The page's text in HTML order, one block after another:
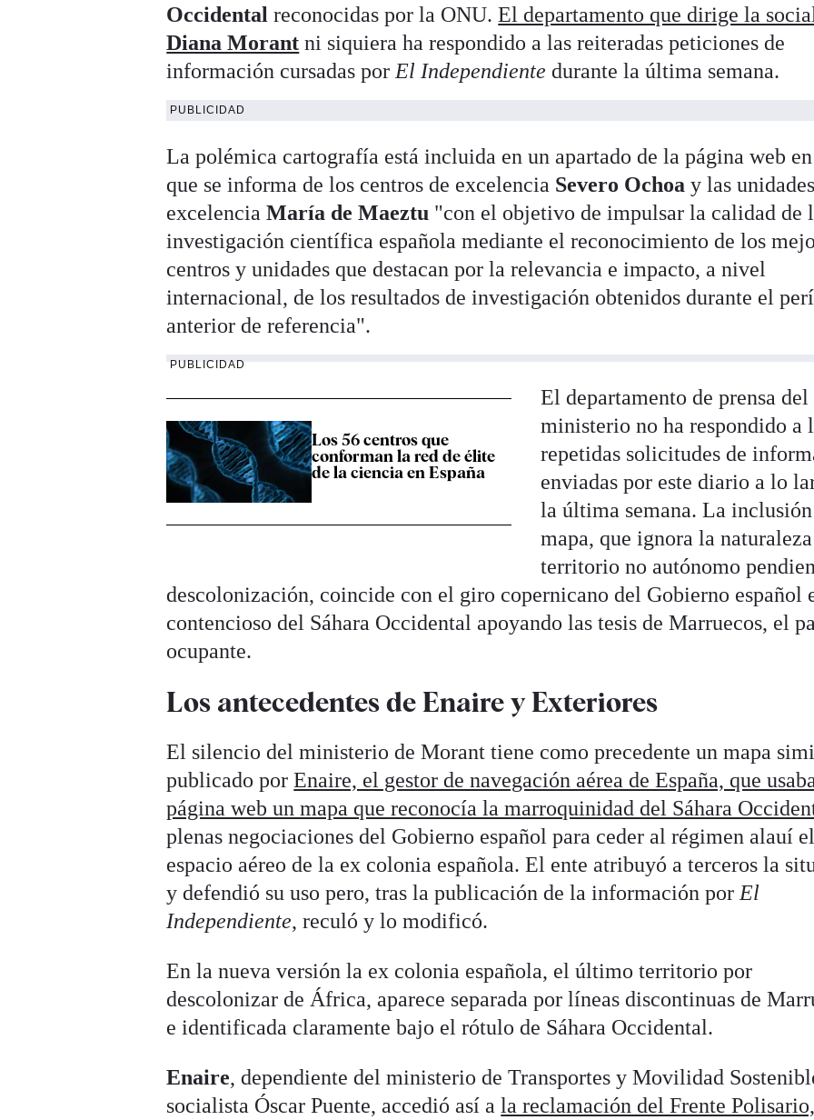
Occidentalreconocidas por la ONU.El departamento que dirige la
Diana Morant ni siquiera ha respondido a las reiteradas peticiones de
información cursadas por El Independiente durante la última semana.
PUBLICIDAD
La polémica cartografía está incluida en un apartado de la página web
que se informa de los centros de excelencia Severo Ochoa y las
excelenciaMaría de Maeztu "con el objetivo de impulsar la calidad de
investigación científica española mediante el reconocimiento de los
centros y unidades que destacan por la relevancia e impacto, a nivel
internacional, de los resultados de investigación obtenidos durante el
anterior de referencia".
PUBLICIDAD
Los 56 centros que
conforman la red de élite
de la ciencia en España
El departamento de prensa del
ministerio no ha respondido a
repetidas solicitudes de
enviadas por este diario a lo
la última semana. La inclusión
mapa, que ignora la
territorio no autónomo
descolonización, coincide con el giro copernicano del Gobierno español
contencioso del Sáhara Occidental apoyando las tesis de Marruecos, el
ocupante.
Los antecedentes de Enaire y Exteriores
El silencio del ministerio de Morant tiene como precedente un mapa
publicado porEnaire, el gestor de navegación aérea de España, que
página web un mapa que reconocía la marroquinidad del Sáhara
plenas negociaciones del Gobierno español para ceder al régimen alauí el
espacio aéreo de la ex colonia española. El ente atribuyó a terceros la
y defendió su uso pero, tras la publicación de la información por El
Independiente, reculó y lo modificó.
En la nueva versión la ex colonia española, el último territorio por
descolonizar de África, aparece separada por líneas discontinuas de
e identificada claramente bajo el rótulo de Sáhara Occidental.
Enaire, dependiente del ministerio de Transportes y Movilidad
socialista Óscar Puente, accedió así ala reclamación del Frente